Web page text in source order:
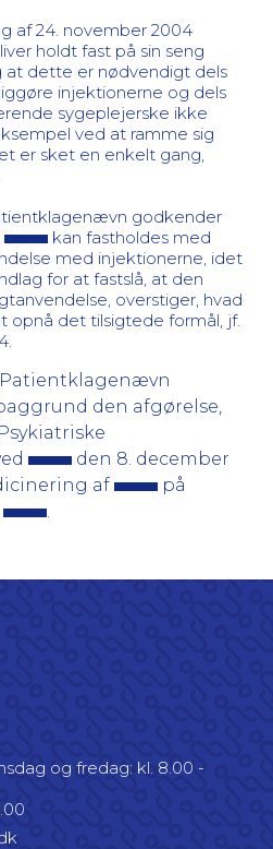
af 24. november 2004
holdt fast på sin seng
at dette er nødvendigt dels
injektionerne og dels
sygeplejerske ikke
ved at ramme sig
er sket en enkelt gang,
godkender
kan fastholdes med
med injektionerne, idet
for at fastslå, at den
overstiger, hvad
opnå det tilsigtede formål, jf.
den afgørelse,
den 8. december
af
på
og fredag: kl. 8.00 -